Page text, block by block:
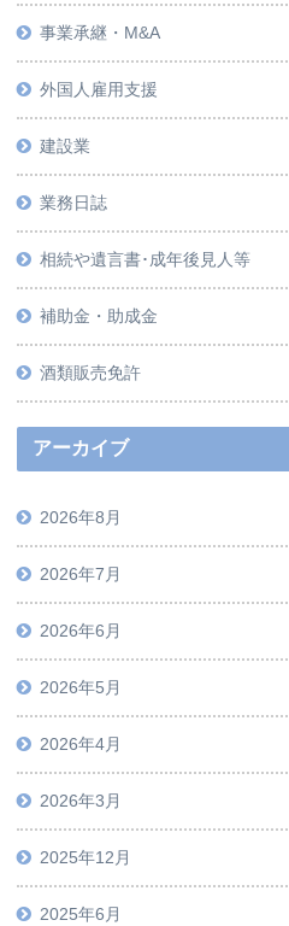
事業承継・M&A
外国人雇用支援
建設業
業務日誌
相続や遺言書･成年後見人等
補助金・助成金
酒類販売免許
アーカイブ
2026年8月
2026年7月
2026年6月
2026年5月
2026年4月
2026年3月
2025年12月
2025年6月